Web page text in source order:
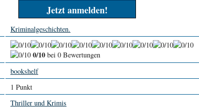
Jetzt anmelden!
Kriminalgeschichten.
0/10 bei 0 Bewertungen
bookshelf
1 Punkt
Thriller und Krimis